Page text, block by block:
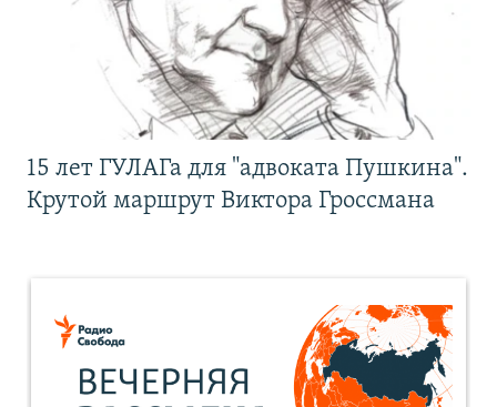
15 лет ГУЛАГа для "адвоката Пушкина".
Крутой маршрут Виктора Гроссмана